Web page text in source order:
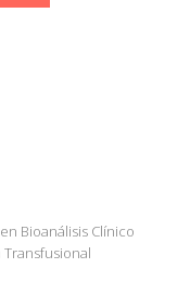
Bioanálisis Clínico